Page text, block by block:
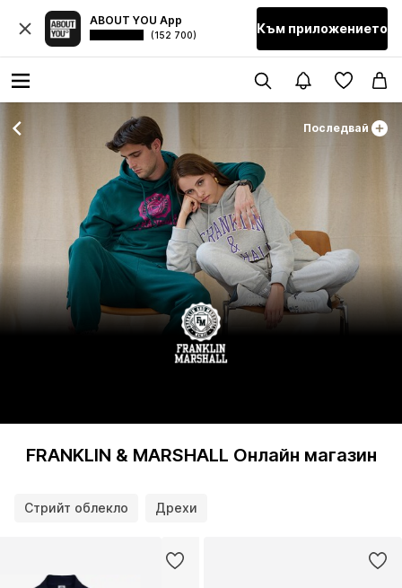
ABOUT YOU App
(152 700) Към приложението
Последвай
FRANKLIN & MARSHALL Онлайн магазин
Стрийт облекло Дрехи